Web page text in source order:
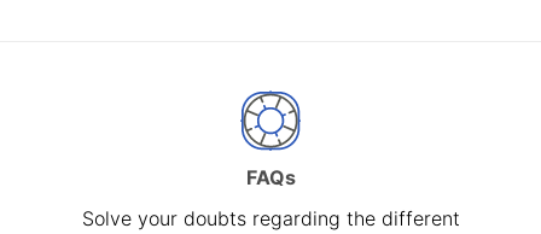
FAQs
Solve your doubts regarding the different